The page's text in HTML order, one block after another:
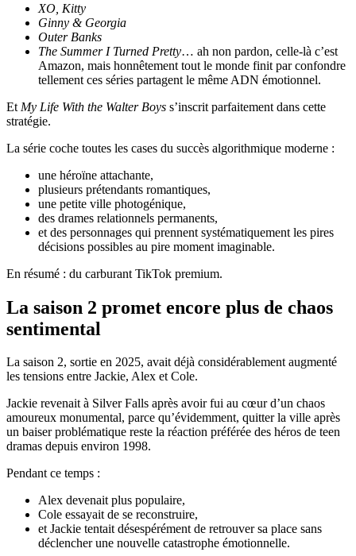
XO, Kitty
Ginny & Georgia
Outer Banks
The Summer I Turned Pretty… ah non pardon, celle-là c’est
Amazon, mais honnêtement tout le monde finit par confondre
tellement ces séries partagent le même ADN émotionnel.
Et My Life With the Walter Boys s’inscrit parfaitement dans cette
stratégie.
La série coche toutes les cases du succès algorithmique moderne :
une héroïne attachante,
plusieurs prétendants romantiques,
une petite ville photogénique,
des drames relationnels permanents,
et des personnages qui prennent systématiquement les pires
décisions possibles au pire moment imaginable.
En résumé : du carburant TikTok premium.
La saison 2 promet encore plus de chaos
sentimental
La saison 2, sortie en 2025, avait déjà considérablement augmenté
les tensions entre Jackie, Alex et Cole.
Jackie revenait à Silver Falls après avoir fui au cœur d’un chaos
amoureux monumental, parce qu’évidemment, quitter la ville après
un baiser problématique reste la réaction préférée des héros de teen
dramas depuis environ 1998.
Pendant ce temps :
Alex devenait plus populaire,
Cole essayait de se reconstruire,
et Jackie tentait désespérément de retrouver sa place sans
déclencher une nouvelle catastrophe émotionnelle.